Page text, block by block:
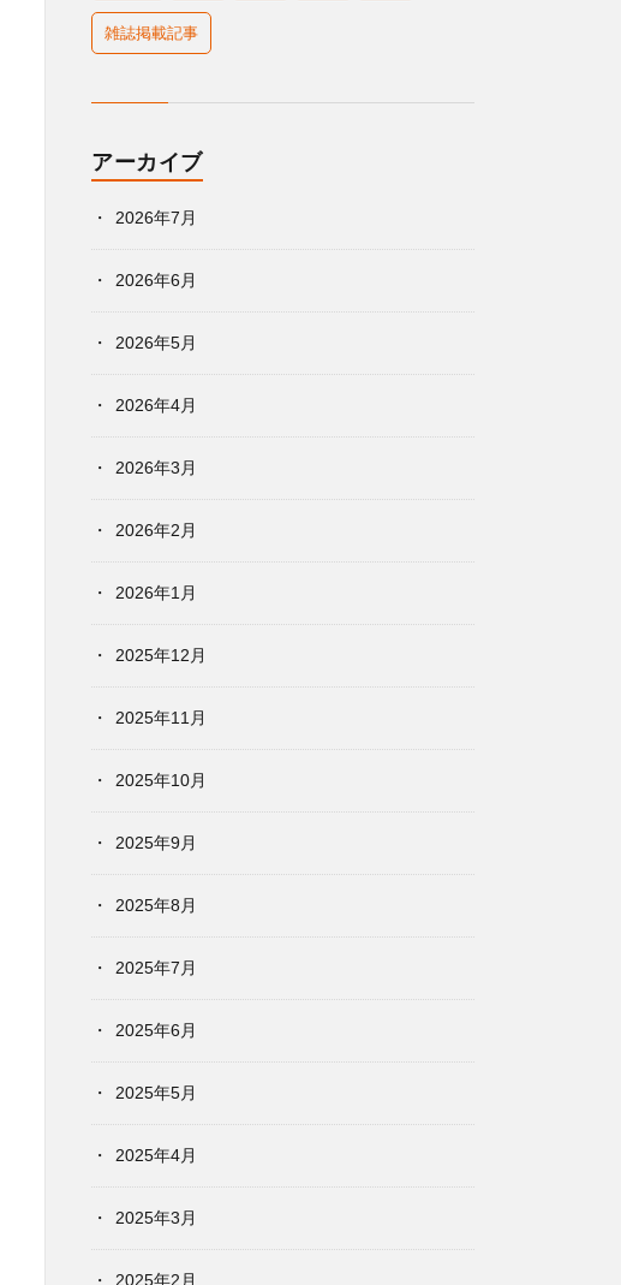
雑誌掲載記事
アーカイブ
2026年7月
2026年6月
2026年5月
2026年4月
2026年3月
2026年2月
2026年1月
2025年12月
2025年11月
2025年10月
2025年9月
2025年8月
2025年7月
2025年6月
2025年5月
2025年4月
2025年3月
2025年2月